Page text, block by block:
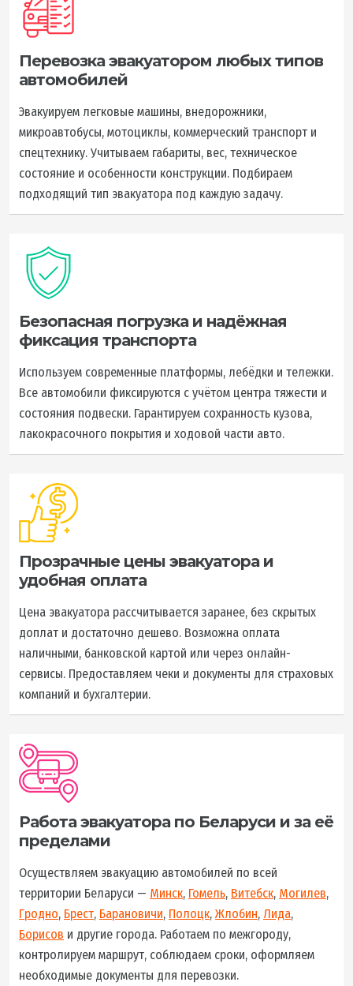
Перевозка эвакуатором любых типов
автомобилей
Эвакуируем легковые машины, внедорожники,
микроавтобусы, мотоциклы, коммерческий транспорт и
спецтехнику. Учитываем габариты, вес, техническое
состояние и особенности конструкции. Подбираем
подходящий тип эвакуатора под каждую задачу.
Безопасная погрузка и надёжная
фиксация транспорта
Используем современные платформы, лебёдки и тележки.
Все автомобили фиксируются с учётом центра тяжести и
состояния подвески. Гарантируем сохранность кузова,
лакокрасочного покрытия и ходовой части авто.
Прозрачные цены эвакуатора и
удобная оплата
Цена эвакуатора рассчитывается заранее, без скрытых
доплат и достаточно дешево. Возможна оплата
наличными, банковской картой или через онлайн-
сервисы. Предоставляем чеки и документы для страховых
компаний и бухгалтерии.
Работа эвакуатора по Беларуси и за её
пределами
Осуществляем эвакуацию автомобилей по всей
территории Беларуси — Минск, Гомель, Витебск, Могилев,
Гродно, Брест, Барановичи, Полоцк, Жлобин, Лида,
Борисов и другие города. Работаем по межгороду,
контролируем маршрут, соблюдаем сроки, оформляем
необходимые документы для перевозки.